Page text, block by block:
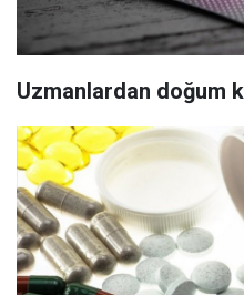
Uzmanlardan doğum